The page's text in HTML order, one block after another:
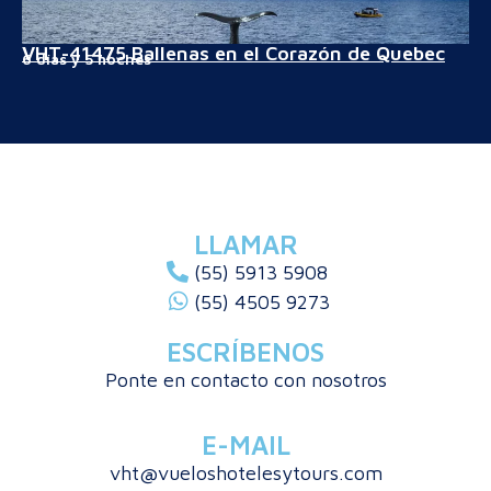
VHT-41475 Ballenas en el Corazón de Quebec
6 días y 5 noches
LLAMAR
(55) 5913 5908
(55) 4505 9273
ESCRÍBENOS
Ponte en contacto con nosotros
E-MAIL
vht@vueloshotelesytours.com